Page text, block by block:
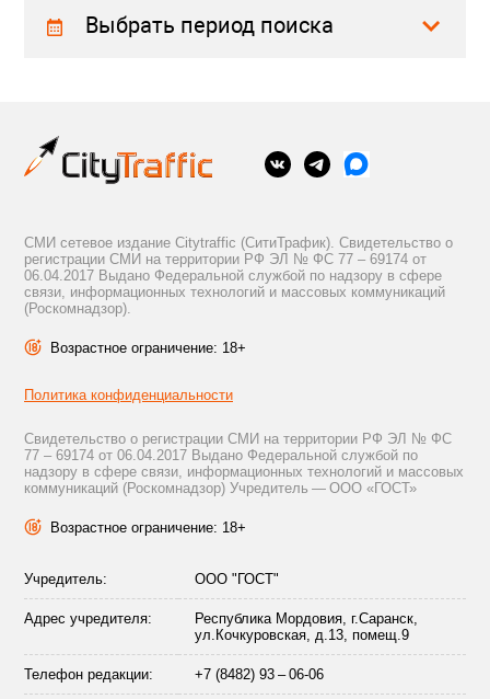
Выбрать период поиска
СМИ сетевое издание Citytraffic (СитиТрафик). Свидетельство о
регистрации СМИ на территории РФ ЭЛ № ФС 77 – 69174 от
06.04.2017 Выдано Федеральной службой по надзору в сфере
связи, информационных технологий и массовых коммуникаций
(Роскомнадзор).
Возрастное ограничение: 18+
Политика конфиденциальности
Свидетельство о регистрации СМИ на территории РФ ЭЛ № ФС
77 – 69174 от 06.04.2017 Выдано Федеральной службой по
надзору в сфере связи, информационных технологий и массовых
коммуникаций (Роскомнадзор) Учредитель — ООО «ГОСТ»
Возрастное ограничение: 18+
Учредитель: ООО "ГОСТ"
Адрес учредителя:
Республика Мордовия, г.Саранск,
ул.Кочкуровская, д.13, помещ.9
Телефон редакции: +7 (8482) 93 – 06-06